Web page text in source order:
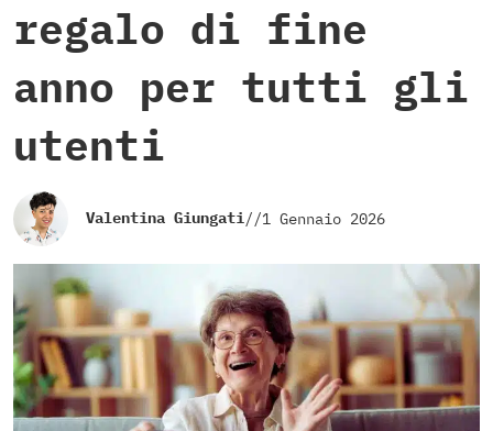
regalo di fine
anno per tutti gli
utenti
Valentina Giungati//1 Gennaio 2026